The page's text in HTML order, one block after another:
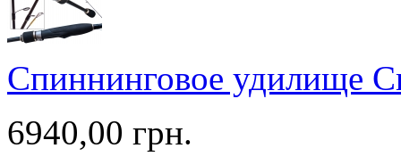
Спиннинговое удилище
6940,00 грн.